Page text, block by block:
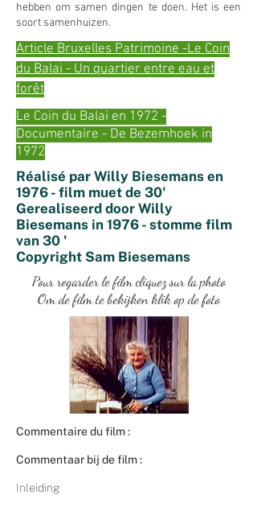
hebben om samen dingen te doen. Het is een
soort samenhuizen.
Article Bruxelles Patrimoine -Le Coin
du Balai - Un quartier entre eau et
forêt
Le Coin du Balai en 1972 -
Documentaire - De Bezemhoek in
1972
Réalisé par Willy Biesemans en
1976 - film muet de 30'
Gerealiseerd door Willy
Biesemans in 1976 - stomme film
van 30 '
Copyright Sam Biesemans
Pour regarder le film cliquez sur la photo
Om de film te bekijken klik op de foto
Commentaire du film :
Commentaar bij de film :
Inleiding